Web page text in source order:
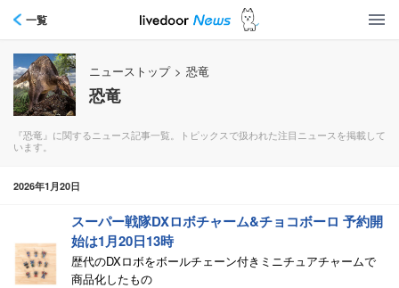
一覧
ニューストップ > 恐竜
恐竜
『恐竜』に関するニュース記事一覧。トピックスで扱われた注目ニュースを掲載して
います。
2026年1月20日
スーパー戦隊DXロボチャーム&チョコボーロ 予約開
始は1月20日13時
歴代のDXロボをボールチェーン付きミニチュアチャームで
商品化したもの